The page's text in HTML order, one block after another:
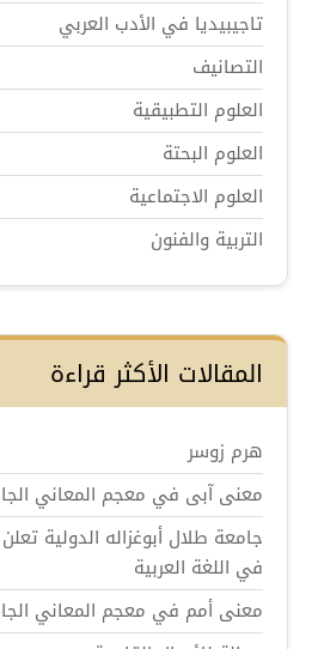
تاجيبيديا في الأدب العربي
التصانيف
العلوم التطبيقية
العلوم البحتة
العلوم الاجتماعية
التربية والفنون
المقالات الأكثر قراءة
هرم زوسر
معنى آبى في معجم المعاني
جامعة طلال أبوغزاله الدولية
في اللغة العربية
معنى أمم في معجم المعاني